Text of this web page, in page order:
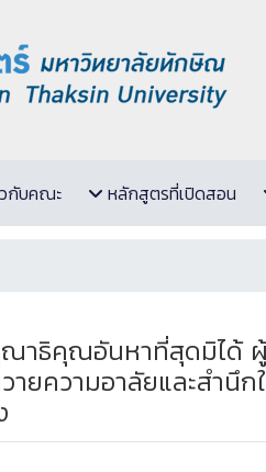
กับคณะ หลักสูตรที่เปิดสอน
าธิคุณอันหาที่สุดมิได้
ยความอาลัยและสำนึ